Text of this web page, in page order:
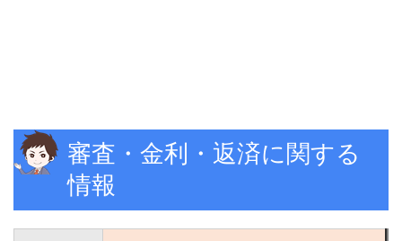
審査・金利・返済に関する
情報